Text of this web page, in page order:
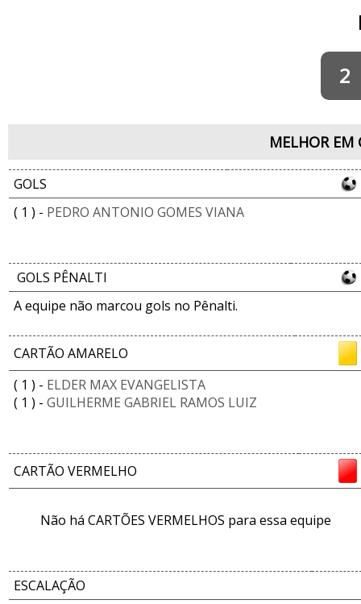
2
MELHOR
GOLS
( 1 ) - PEDRO ANTONIO GOMES VIANA
GOLS PÊNALTI
A equipe não marcou gols no Pênalti.
CARTÃO AMARELO
( 1 ) - ELDER MAX EVANGELISTA
( 1 ) - GUILHERME GABRIEL RAMOS LUIZ
CARTÃO VERMELHO
Não há CARTÕES VERMELHOS para essa equipe
ESCALAÇÃO